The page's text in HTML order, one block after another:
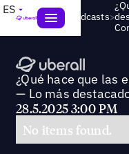
ES
Webinars & Podcasts>
¿Qué hace que las
— Lo más
28.5.2025 3:00 PM
No items found.